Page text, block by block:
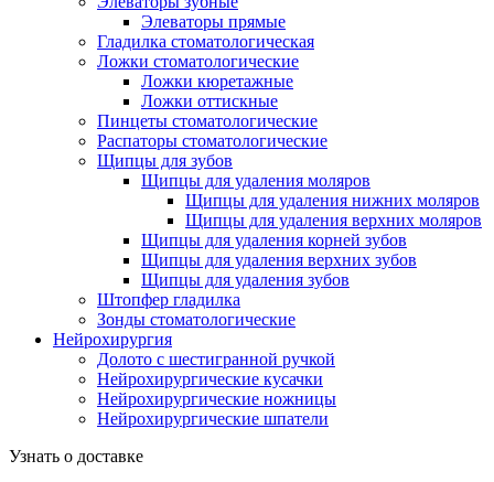
Элеваторы прямые
Гладилка стоматологическая
Ложки стоматологические
Ложки кюретажные
Ложки оттискные
Пинцеты стоматологические
Распаторы стоматологические
Щипцы для зубов
Щипцы для удаления моляров
Щипцы для удаления нижних моляров
Щипцы для удаления верхних моляров
Щипцы для удаления корней зубов
Щипцы для удаления верхних зубов
Щипцы для удаления зубов
Штопфер гладилка
Зонды стоматологические
Нейрохирургия
Долото с шестигранной ручкой
Нейрохирургические кусачки
Нейрохирургические ножницы
Нейрохирургические шпатели
Узнать о доставке